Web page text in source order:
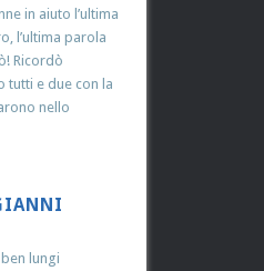
in aiuto l’ultima
l’ultima parola
Ricordò
tutti e due con la
nello
lungi